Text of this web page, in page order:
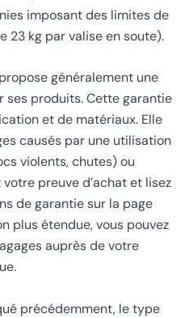
imposant des limites de
23 kg par valise en soute).
généralement une
ses produits. Cette garantie
et de matériaux. Elle
causés par une utilisation
violents, chutes) ou
votre preuve d’achat et lisez
de garantie sur la page
plus étendue, vous pouvez
auprès de votre
précédemment, le type